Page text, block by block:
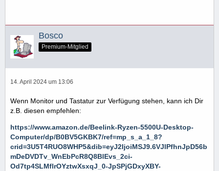
Bosco
Premium-Mitglied
14. April 2024 um 13:06
Wenn Monitor und Tastatur zur Verfügung stehen, kann ich Dir
z.B. diesen empfehlen:
https://www.amazon.de/Beelink-Ryzen-5500U-Desktop-
Computer/dp/B0BV5GKBK7/ref=mp_s_a_1_8?
crid=3U5T4RUO8WHP5&dib=eyJ2IjoiMSJ9.6VJlPfhnJpD56b
mDeDVDTv_WnEbPcR8Q8BlEvs_2ci-
Od7tp4SLMflrOYztwXsxqJ_0-JpSPjGDxyXBY-